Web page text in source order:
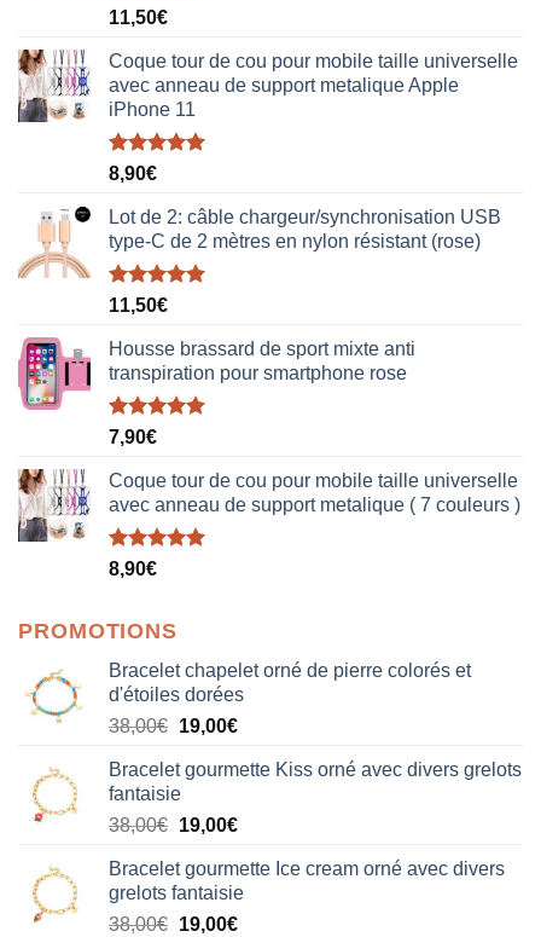
Note5.00
11,50€
Coque tour de cou pour mobile taille universelle
avec anneau de support metalique Apple
iPhone 11
Note5.00
8,90€
Lot de 2: câble chargeur/synchronisation USB
type-C de 2 mètres en nylon résistant (rose)
Note5.00
11,50€
Housse brassard de sport mixte anti
transpiration pour smartphone rose
Note5.00
7,90€
Coque tour de cou pour mobile taille universelle
avec anneau de support metalique ( 7 couleurs )
Note5.00
8,90€
PROMOTIONS
Bracelet chapelet orné de pierre colorés et
d'étoiles dorées
38,00€ Le
initial
était :
38,00€.
19,00€Le
actuel
19,00€.
Bracelet gourmette Kiss orné avec divers grelots
fantaisie
38,00€ Le
initial
était :
38,00€.
19,00€Le
actuel
est :
19,00€.
Bracelet gourmette Ice cream orné avec divers
grelots fantaisie
38,00€ Le
19,00€Le